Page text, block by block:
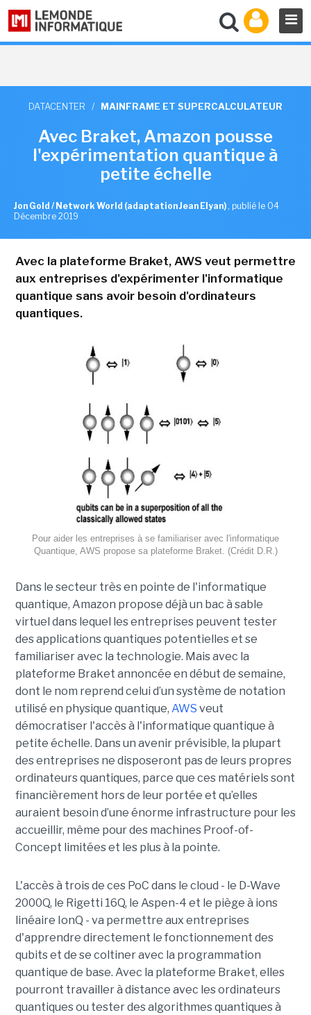
DATACENTER / MAINFRAME ET SUPERCALCULATEUR
Avec Braket, Amazon pousse
l'expérimentation quantique à
petite échelle
Jon Gold / Network World (adaptation Jean Elyan) , publié le 04
Décembre 2019
Avec la plateforme Braket, AWS veut permettre
aux entreprises d'expérimenter l'informatique
quantique sans avoir besoin d'ordinateurs
quantiques.
Pour aider les entreprises à se familiariser avec l'informatique
Quantique, AWS propose sa plateforme Braket. (Crédit D.R.)
Dans le secteur très en pointe de l'informatique
quantique, Amazon propose déjà un bac à sable
virtuel dans lequel les entreprises peuvent tester
des applications quantiques potentielles et se
familiariser avec la technologie. Mais avec la
plateforme Braket annoncée en début de semaine,
dont le nom reprend celui d’un système de notation
utilisé en physique quantique, AWS veut
démocratiser l'accès à l'informatique quantique à
petite échelle. Dans un avenir prévisible, la plupart
des entreprises ne disposeront pas de leurs propres
ordinateurs quantiques, parce que ces matériels sont
financièrement hors de leur portée et qu’elles
auraient besoin d’une énorme infrastructure pour les
accueillir, même pour des machines Proof-of-
Concept limitées et les plus à la pointe.
L'accès à trois de ces PoC dans le cloud - le D-Wave
2000Q, le Rigetti 16Q, le Aspen-4 et le piège à ions
linéaire IonQ - va permettre aux entreprises
d'apprendre directement le fonctionnement des
qubits et de se coltiner avec la programmation
quantique de base. Avec la plateforme Braket, elles
pourront travailler à distance avec les ordinateurs
quantiques ou tester des algorithmes quantiques à